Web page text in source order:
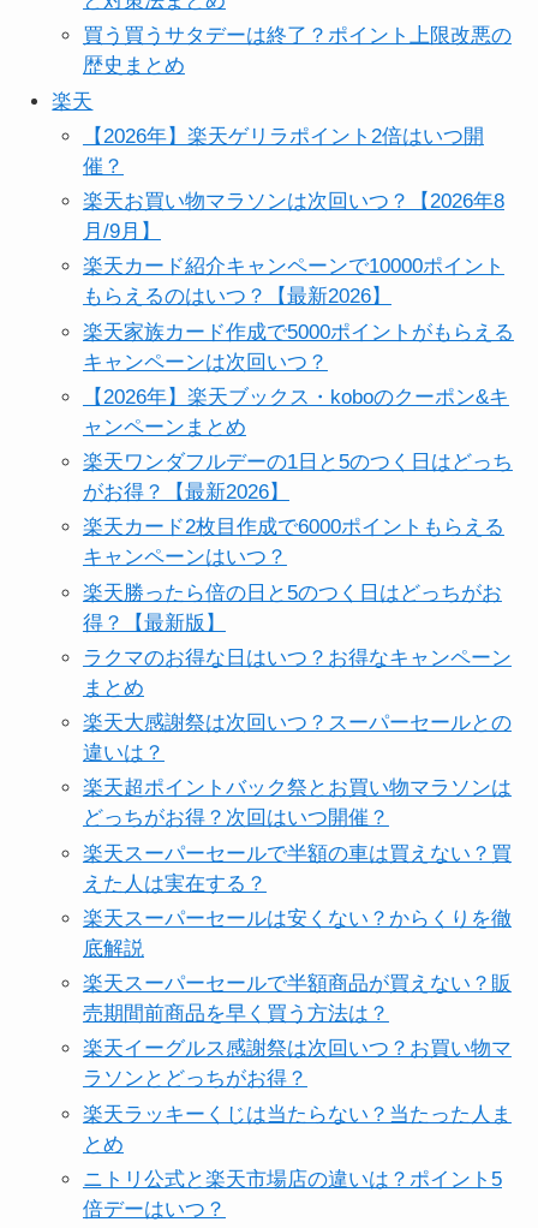
買う買うサタデーは終了？ポイント上限改悪の
歴史まとめ
楽天
【2026年】楽天ゲリラポイント2倍はいつ開
催？
楽天お買い物マラソンは次回いつ？【2026年8
月/9月】
楽天カード紹介キャンペーンで10000ポイント
もらえるのはいつ？【最新2026】
楽天家族カード作成で5000ポイントがもらえる
キャンペーンは次回いつ？
【2026年】楽天ブックス・koboのクーポン&キ
ャンペーンまとめ
楽天ワンダフルデーの1日と5のつく日はどっち
がお得？【最新2026】
楽天カード2枚目作成で6000ポイントもらえる
キャンペーンはいつ？
楽天勝ったら倍の日と5のつく日はどっちがお
得？【最新版】
ラクマのお得な日はいつ？お得なキャンペーン
まとめ
楽天大感謝祭は次回いつ？スーパーセールとの
違いは？
楽天超ポイントバック祭とお買い物マラソンは
どっちがお得？次回はいつ開催？
楽天スーパーセールで半額の車は買えない？買
えた人は実在する？
楽天スーパーセールは安くない？からくりを徹
底解説
楽天スーパーセールで半額商品が買えない？販
売期間前商品を早く買う方法は？
楽天イーグルス感謝祭は次回いつ？お買い物マ
ラソンとどっちがお得？
楽天ラッキーくじは当たらない？当たった人ま
とめ
ニトリ公式と楽天市場店の違いは？ポイント5
倍デーはいつ？